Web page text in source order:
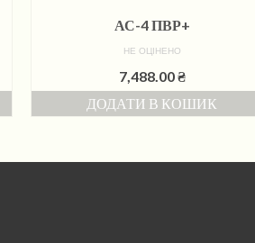
АС-4 ПВР+
НЕ ОЦІНЕНО
7,488.00₴
ДОДАТИ В КОШИК